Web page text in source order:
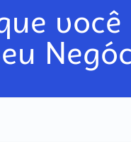
você